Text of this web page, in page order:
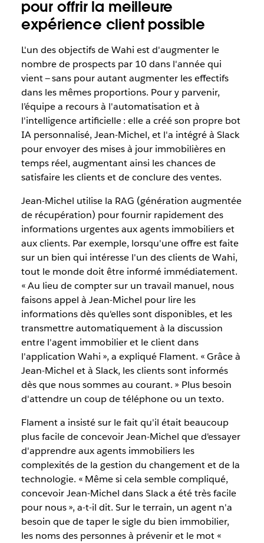
pour offrir la meilleure
expérience client possible
L'un des objectifs de Wahi est d'augmenter le
nombre de prospects par 10 dans l'année qui
vient — sans pour autant augmenter les effectifs
dans les mêmes proportions. Pour y parvenir,
l’équipe a recours à l'automatisation et à
l'intelligence artificielle : elle a créé son propre bot
IA personnalisé, Jean-Michel, et l'a intégré à Slack
pour envoyer des mises à jour immobilières en
temps réel, augmentant ainsi les chances de
satisfaire les clients et de conclure des ventes.
Jean-Michel utilise la RAG (génération augmentée
de récupération) pour fournir rapidement des
informations urgentes aux agents immobiliers et
aux clients. Par exemple, lorsqu'une offre est faite
sur un bien qui intéresse l'un des clients de Wahi,
tout le monde doit être informé immédiatement.
« Au lieu de compter sur un travail manuel, nous
faisons appel à Jean-Michel pour lire les
informations dès qu'elles sont disponibles, et les
transmettre automatiquement à la discussion
entre l'agent immobilier et le client dans
l'application Wahi », a expliqué Flament. « Grâce à
Jean-Michel et à Slack, les clients sont informés
dès que nous sommes au courant. » Plus besoin
d'attendre un coup de téléphone ou un texto.
Flament a insisté sur le fait qu'il était beaucoup
plus facile de concevoir Jean-Michel que d'essayer
d'apprendre aux agents immobiliers les
complexités de la gestion du changement et de la
technologie. « Même si cela semble compliqué,
concevoir Jean-Michel dans Slack a été très facile
pour nous », a-t-il dit. Sur le terrain, un agent n'a
besoin que de taper le sigle du bien immobilier,
les noms des personnes à prévenir et le mot «